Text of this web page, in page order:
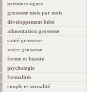
premiers signes
grossesse mois par mois
développement bébé
alimentation grossesse
santé grossesse
votre grossesse
forme et beauté
psychologie
formalités
couple et sexualité